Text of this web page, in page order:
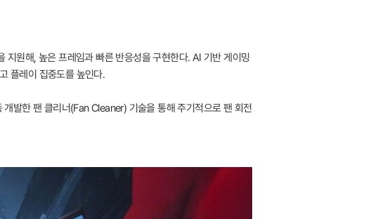
원해, 높은 프레임과 빠른 반응성을 구현한다. AI 기반 게이밍
플레이 집중도를 높인다.
발한 팬 클리너(Fan Cleaner) 기술을 통해 주기적으로 팬 회전